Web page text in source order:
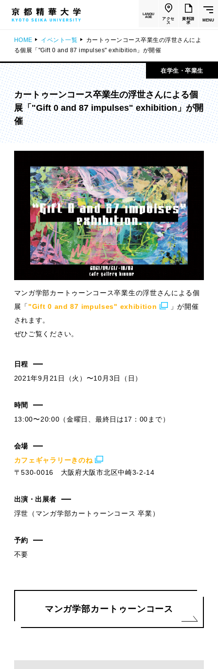
LANGU
AGE
アクセ
ス
資料請
求
MENU
HOME イベント一覧
カートゥーンコース卒業生の浮世さんによ
る個展「"Gift 0 and 87 impulses" exhibition」が開催
在学生・卒業生
カートゥーンコース卒業生の浮世さんによる個
展「"Gift 0 and 87 impulses" exhibition」が開
催
マンガ学部カートゥーンコース卒業生の浮世さんによる個
展「 "Gift 0 and 87 impulses" exhibition
」が開催
されます。
ぜひご覧ください。
日程
2021年9月21日（火）〜10月3日（日）
時間
13:00〜20:00（金曜日、最終日は17：00まで）
会場
カフェギャラリーきのね
〒530-0016 大阪府大阪市北区中崎3-2-14
出演・出展者
浮世（マンガ学部カートゥーンコース 卒業）
予約
不要
マンガ学部カートゥーンコース